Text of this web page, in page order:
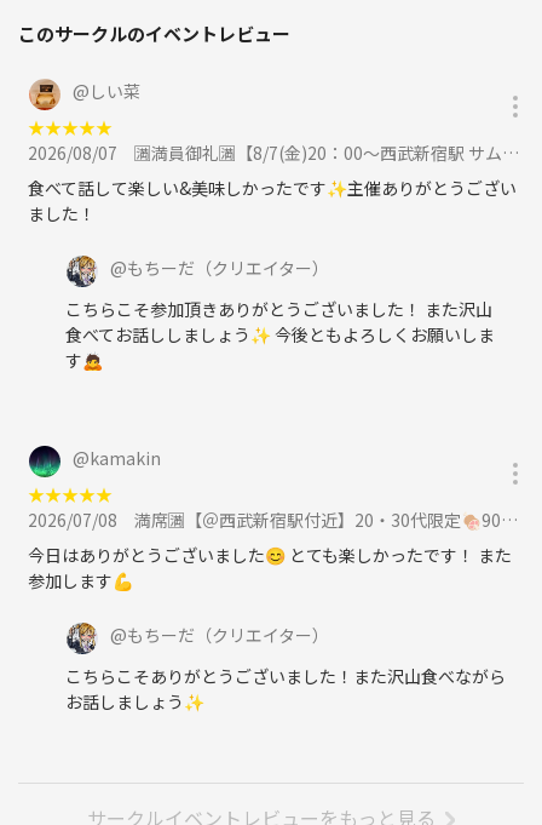
このサークルのイベントレビュー
@ しい菜
★★★★★
2026/08/07
🈵満員御礼🈵【8/7(金)20：00〜西武新宿駅 サムギョプサル祭り🥓】90分食べ放題🍖1人参加🙆‍♀️に参加
食べて話して楽しい&美味しかったです✨主催ありがとうござい
ました！
@もちーだ （クリエイター）
こちらこそ参加頂きありがとうございました！ また沢山
食べてお話ししましょう✨ 今後ともよろしくお願いしま
す🙇
@kamakin
★★★★★
2026/07/08
満席🈵【＠西武新宿駅付近】20・30代限定🍖90分間サムギョプサル食べ放題祭り！に参加
今日はありがとうございました😊 とても楽しかったです！ また
参加します💪
@もちーだ （クリエイター）
こちらこそありがとうございました！また沢山食べながら
お話しましょう✨
サークルイベントレビューをもっと見る